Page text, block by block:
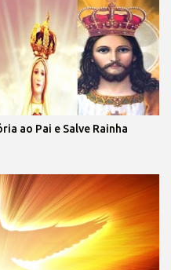
ao Pai e Salve Rainha